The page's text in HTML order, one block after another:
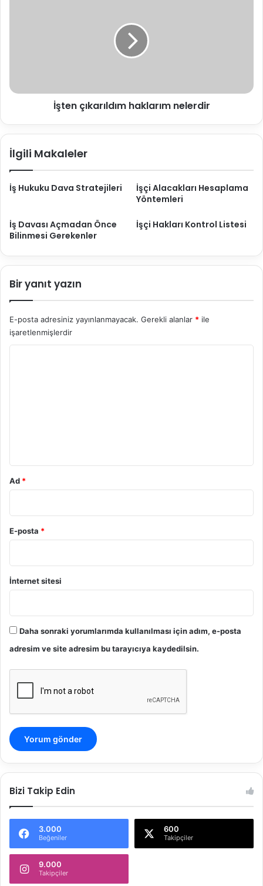
ia
a
a
r
m
e
l
e
r
d
İşten çıkarıldım haklarım nelerdir
İlgili Makaleler
İş Hukuku Dava Stratejileri
İşçi Alacakları Hesaplama
Yöntemleri
İş Davası Açmadan Önce
Bilinmesi Gerekenler
İşçi Hakları Kontrol Listesi
Bir yanıt yazın
E-posta adresiniz yayınlanmayacak. Gerekli alanlar * ile
işaretlenmişlerdir
Ad *
E-posta *
İnternet sitesi
Daha sonraki yorumlarımda kullanılması için adım, e-posta
adresim ve site adresim bu tarayıcıya kaydedilsin.
Bizi Takip Edin
3.000
Beğeniler
600
Takipçiler
9.000
Takipçiler